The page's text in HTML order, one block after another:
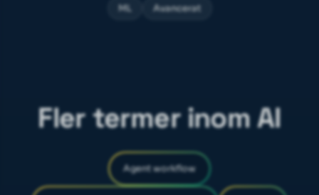
ML Avancerat
Fler termer inom AI
Agent workflow